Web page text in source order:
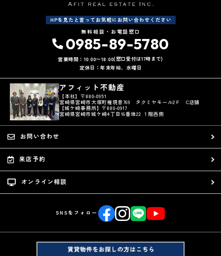
HPを見たと言ってお気軽にお問い合わせください
無料相談・お電話窓口
0985-89-5780
営業時間：10:00〜18:00(窓口受付は17時まで)
定休日：年末年始、水曜日
アフィット不動産
【本社】〒880-0951
宮崎県宮崎市大塚町権現昔769 タクミヤモール2Ｆ C店舗
【城ケ崎事務所】〒880-0917
宮崎県宮崎市城ケ崎4丁目16番地22 １階西側
お問い合わせ
来店予約
オンライン相談
SNSをフォロー